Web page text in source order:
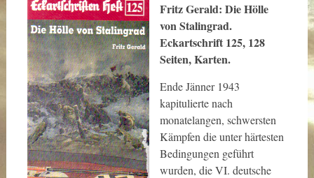
Fritz Gerald: Die Hölle
von Stalingrad.
Eckartschrift 125, 128
Seiten, Karten.
Ende Jänner 1943
kapitulierte nach
monatelangen, schwersten
Kämpfen die unter härtesten
Bedingungen geführt
wurden, die VI. deutsche